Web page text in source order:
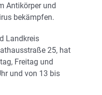
Antikörper und
bekämpfen.
Landkreis
25, hat
Freitag und
und von 13 bis